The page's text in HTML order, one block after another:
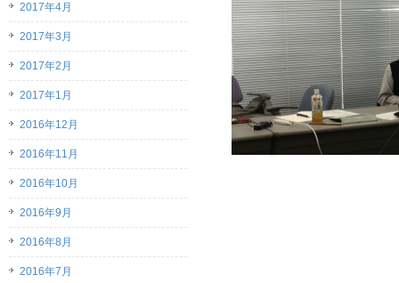
2017年4月
2017年3月
2017年2月
2017年1月
2016年12月
2016年11月
2016年10月
2016年9月
2016年8月
2016年7月